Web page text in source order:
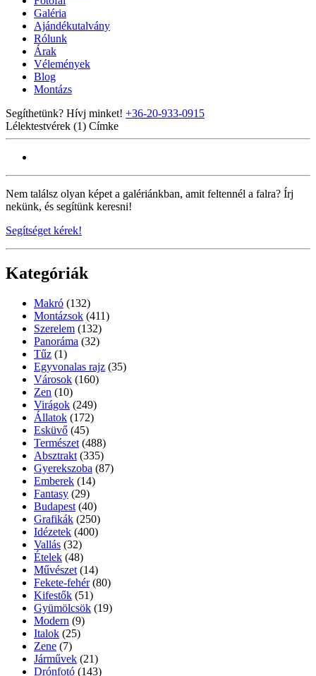
Galéria
Ajándékutalvány
Rólunk
Árak
Vélemények
Blog
Montázs
Segíthetünk? Hívj minket! +36-20-933-0915
Lélektestvérek (1) Címke
Nem találsz olyan képet a galériánkban, amit feltennél a falra? Írj
nekünk, és segítünk keresni!
Segítséget kérek!
Kategóriák
Makró (132)
Montázsok (411)
Szerelem (132)
Panoráma (32)
Tűz (1)
Egyvonalas rajz (35)
Városok (160)
Zen (10)
Virágok (249)
Állatok (172)
Esküvő (45)
Természet (488)
Absztrakt (335)
Gyerekszoba (87)
Emberek (14)
Fantasy (29)
Budapest (40)
Grafikák (250)
Idézetek (400)
Vallás (32)
Ételek (48)
Művészet (14)
Fekete-fehér (80)
Kifestők (51)
Gyümölcsök (19)
Modern (9)
Italok (25)
Zene (7)
Járművek (21)
Drónfotó (143)